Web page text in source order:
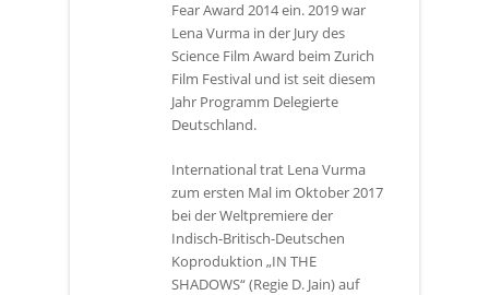
Fear Award 2014 ein. 2019 war
Lena Vurma in der Jury des
Science Film Award beim Zurich
Film Festival und ist seit diesem
Jahr Programm Delegierte
Deutschland.
International trat Lena Vurma
zum ersten Mal im Oktober 2017
bei der Weltpremiere der
Indisch-Britisch-Deutschen
Koproduktion „IN THE
SHADOWS“ (Regie D. Jain) auf